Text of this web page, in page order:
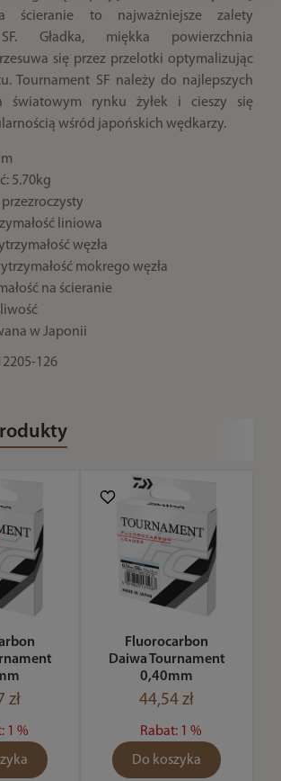
ścieranie to najważniejsze zalety
SF. Gładka, miękka powierzchnia
się przez przelotki optymalizując
Tournament SF należy do najlepszych
światowym rynku żyłek i cieszy się
wśród japońskich wędkarzy.
5.70kg
liniowa
węzła
mokrego węzła
na ścieranie
w Japonii
126
zł
1 %
Fluorocarbon
Daiwa Tournament
0,40mm
44,54 zł
Rabat: 1 %
Do koszyka